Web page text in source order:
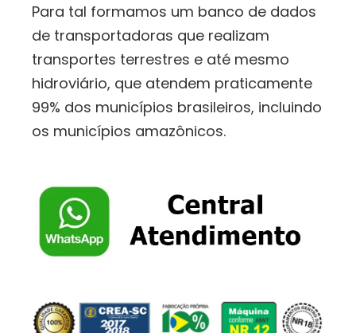
Para tal formamos um banco de dados
de transportadoras que realizam
transportes terrestres e até mesmo
hidroviário, que atendem praticamente
99% dos municípios brasileiros, incluindo
os municípios amazônicos.